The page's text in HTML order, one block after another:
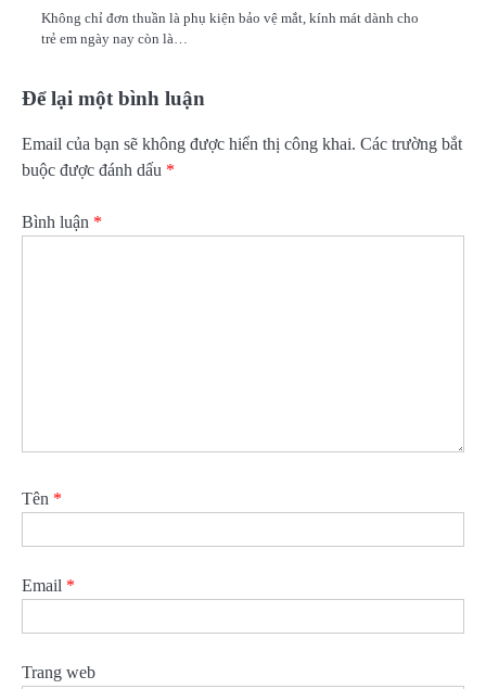
Không chỉ đơn thuần là phụ kiện bảo vệ mắt, kính mát dành cho
trẻ em ngày nay còn là…
Để lại một bình luận
Email của bạn sẽ không được hiển thị công khai. Các trường bắt
buộc được đánh dấu *
Bình luận *
Tên *
Email *
Trang web